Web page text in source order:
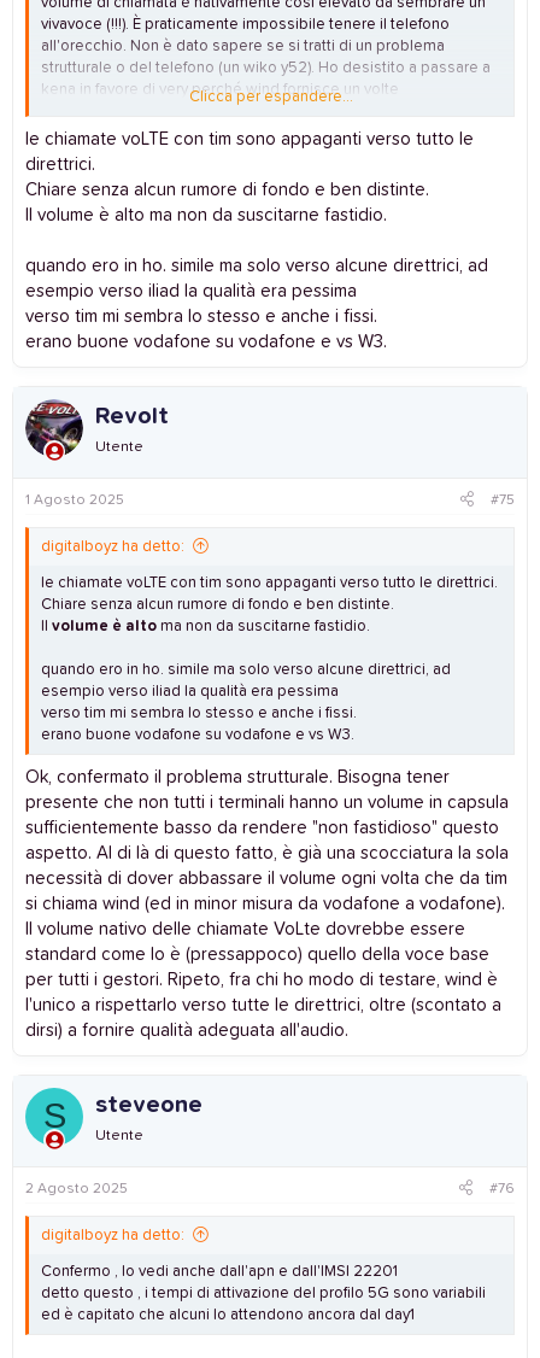
vivavoce (!!!). È praticamente impossibile tenere il telefono
all'orecchio. Non è dato sapere se si tratti di un problema
strutturale o del telefono (un wiko y52). Ho desistito a passare a
kena in favore di very perché wind fornisce un volte
le direttrici, senza queste noiose variazioni. Non so se sia l'unico
gestore.
Clicca per espandere...
le chiamate voLTE con tim sono appaganti verso tutto le
direttrici.
Chiare senza alcun rumore di fondo e ben distinte.
Il volume è alto ma non da suscitarne fastidio.
quando ero in ho. simile ma solo verso alcune direttrici, ad
esempio verso iliad la qualità era pessima
verso tim mi sembra lo stesso e anche i fissi.
erano buone vodafone su vodafone e vs W3.
Revolt
Utente
1 Agosto 2025 #75
digitalboyz ha detto:
le chiamate voLTE con tim sono appaganti verso tutto le direttrici.
Chiare senza alcun rumore di fondo e ben distinte.
Il volume è alto ma non da suscitarne fastidio.
quando ero in ho. simile ma solo verso alcune direttrici, ad
esempio verso iliad la qualità era pessima
verso tim mi sembra lo stesso e anche i fissi.
erano buone vodafone su vodafone e vs W3.
Ok, confermato il problema strutturale. Bisogna tener
presente che non tutti i terminali hanno un volume in capsula
sufficientemente basso da rendere "non fastidioso" questo
aspetto. Al di là di questo fatto, è già una scocciatura la sola
necessità di dover abbassare il volume ogni volta che da tim
si chiama wind (ed in minor misura da vodafone a vodafone).
Il volume nativo delle chiamate VoLte dovrebbe essere
standard come lo è (pressappoco) quello della voce base
per tutti i gestori. Ripeto, fra chi ho modo di testare, wind è
l'unico a rispettarlo verso tutte le direttrici, oltre (scontato a
dirsi) a fornire qualità adeguata all'audio.
S steveone
Utente
2 Agosto 2025 #76
digitalboyz ha detto:
Confermo , lo vedi anche dall'apn e dall'IMSI 22201
detto questo , i tempi di attivazione del profilo 5G sono variabili
ed è capitato che alcuni lo attendono ancora dal day1